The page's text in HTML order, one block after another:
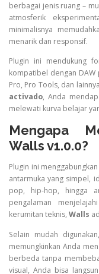
berbagai jenis ruang –
atmosferik
minimalisnya
menarik dan responsif.
Plugin ini mendukung
kompatibel dengan
Pro, Pro Tools, dan
activado, Anda
melewati kurva belajar
Mengapa
Walls v1.0.0?
Plugin ini
antarmuka yang simpel,
pop, hip‑hop, hingga
pengalaman
kerumitan teknis, Walls
Selain mudah
memungkinkan Anda
berbeda tanpa
visual, Anda bisa